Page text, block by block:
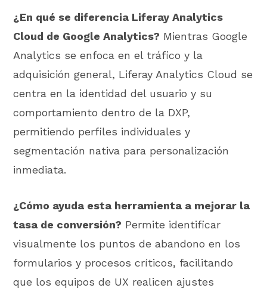
¿En qué se diferencia Liferay Analytics
Cloud de Google Analytics? Mientras Google
Analytics se enfoca en el tráfico y la
adquisición general, Liferay Analytics Cloud se
centra en la identidad del usuario y su
comportamiento dentro de la DXP,
permitiendo perfiles individuales y
segmentación nativa para personalización
inmediata.
¿Cómo ayuda esta herramienta a mejorar la
tasa de conversión? Permite identificar
visualmente los puntos de abandono en los
formularios y procesos críticos, facilitando
que los equipos de UX realicen ajustes